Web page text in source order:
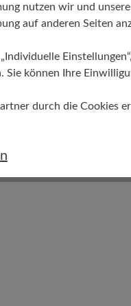
nutzen wir und
auf anderen Seiten
können Ihre
durch die Cookies